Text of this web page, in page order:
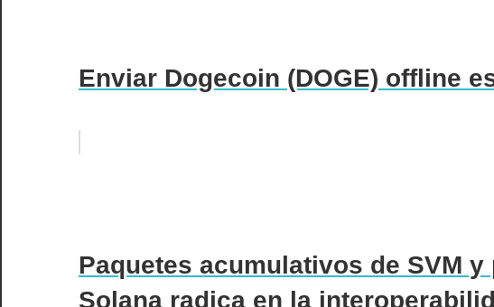
Enviar Dogecoin (DOGE) offline
Paquetes acumulativos de SVM
Solana radica en la